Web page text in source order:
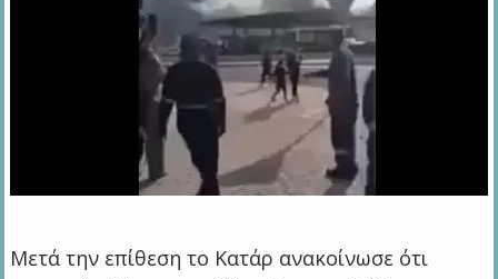
Μετά την επίθεση το Κατάρ ανακοίνωσε ότι